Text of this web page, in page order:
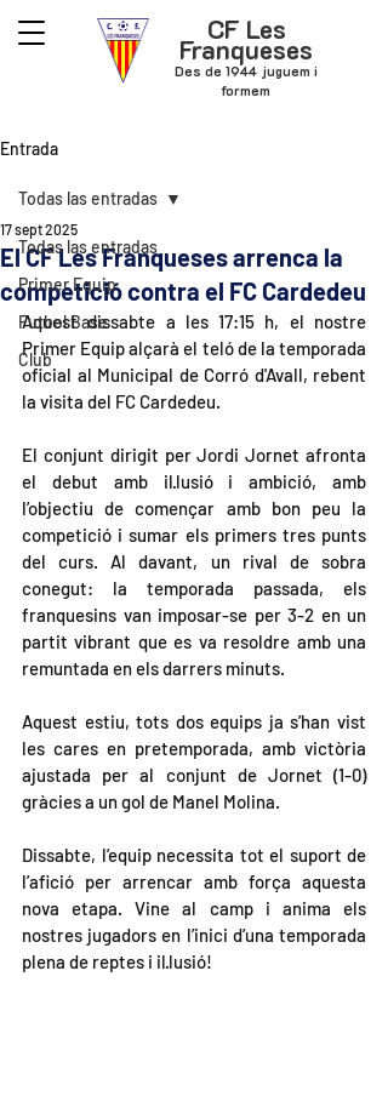
CF Les
Franqueses
Des de 1944 juguem i
formem
Entrada
Todas las entradas
Primer Equip
Futbol Base
Club
Todas las entradas
El CF Les Franqueses arrenca la
competició contra el FC Cardedeu
17 sept 2025
Aquest dissabte a les 17:15 h, el nostre
Primer Equip alçarà el teló de la temporada
oficial al Municipal de Corró d'Avall, rebent
la visita del FC Cardedeu.
El conjunt dirigit per Jordi Jornet afronta
el debut amb il·lusió i ambició, amb
l’objectiu de començar amb bon peu la
competició i sumar els primers tres punts
del curs. Al davant, un rival de sobra
conegut: la temporada passada, els
franquesins van imposar-se per 3-2 en un
partit vibrant que es va resoldre amb una
remuntada en els darrers minuts.
Aquest estiu, tots dos equips ja s’han vist
les cares en pretemporada, amb victòria
ajustada per al conjunt de Jornet (1-0)
gràcies a un gol de Manel Molina.
Dissabte, l’equip necessita tot el suport de
l’afició per arrencar amb força aquesta
nova etapa. Vine al camp i anima els
nostres jugadors en l’inici d’una temporada
plena de reptes i il·lusió!